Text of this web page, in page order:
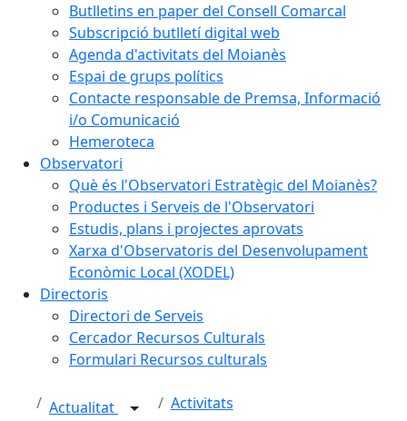
Butlletins en paper del Consell Comarcal
Subscripció butlletí digital web
Agenda d'activitats del Moianès
Espai de grups polítics
Contacte responsable de Premsa, Informació
i/o Comunicació
Hemeroteca
Observatori
Què és l'Observatori Estratègic del Moianès?
Productes i Serveis de l'Observatori
Estudis, plans i projectes aprovats
Xarxa d'Observatoris del Desenvolupament
Econòmic Local (XODEL)
Directoris
Directori de Serveis
Cercador Recursos Culturals
Formulari Recursos culturals
Actualitat Activitats